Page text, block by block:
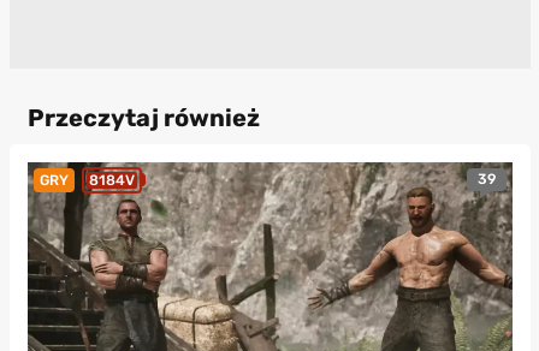
Przeczytaj również
GRY 8184V 39